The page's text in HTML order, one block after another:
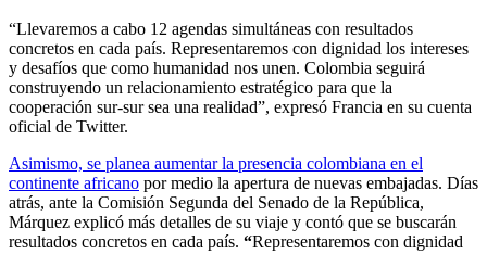
“Llevaremos a cabo 12 agendas simultáneas con resultados
concretos en cada país. Representaremos con dignidad los intereses
y desafíos que como humanidad nos unen. Colombia seguirá
construyendo un relacionamiento estratégico para que la
cooperación sur-sur sea una realidad”, expresó Francia en su cuenta
oficial de Twitter.
Asimismo, se planea aumentar la presencia colombiana en el
continente africano por medio la apertura de nuevas embajadas. Días
atrás, ante la Comisión Segunda del Senado de la República,
Márquez explicó más detalles de su viaje y contó que se buscarán
resultados concretos en cada país. “Representaremos con dignidad